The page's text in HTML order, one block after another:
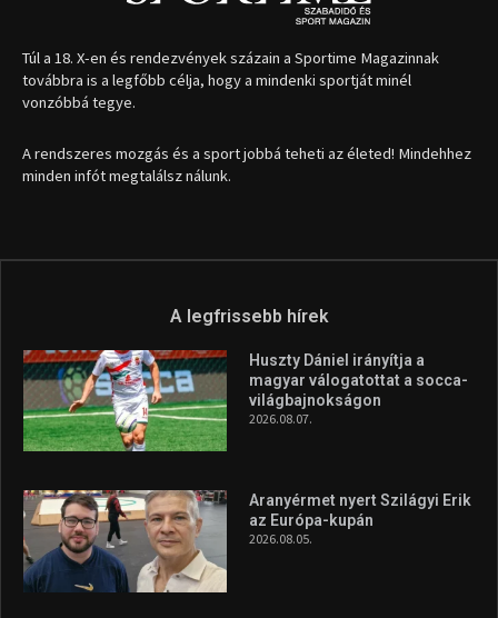
Túl a 18. X-en és rendezvények százain a Sportime Magazinnak
továbbra is a legfőbb célja, hogy a mindenki sportját minél
vonzóbbá tegye.
A rendszeres mozgás és a sport jobbá teheti az életed! Mindehhez
minden infót megtalálsz nálunk.
A legfrissebb hírek
Huszty Dániel irányítja a
magyar válogatottat a socca-
világbajnokságon
2026.08.07.
Aranyérmet nyert Szilágyi Erik
az Európa-kupán
2026.08.05.